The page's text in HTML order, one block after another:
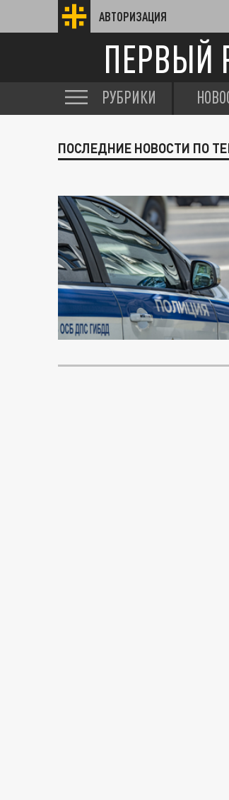
АВТОРИЗАЦИЯ
ПЕРВЫЙ
РУБРИКИ
ПОСЛЕДНИЕ НОВОСТИ ПО